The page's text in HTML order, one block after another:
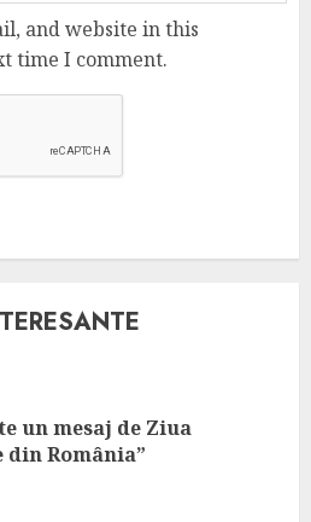
and website in this
time I comment.
un mesaj de Ziua
România”